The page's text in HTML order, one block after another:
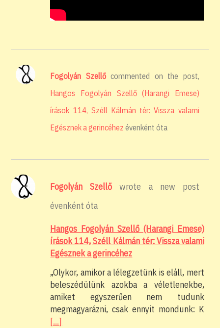
Fogolyán Szellőcommented on the post,
Hangos Fogolyán Szellő (Harangi Emese)
írások 114, Széll Kálmán tér: Vissza valami
Egésznek a gerincéhez évenként óta
Fogolyán Szellő wrote a new post
évenként óta
Hangos Fogolyán Szellő (Harangi Emese)
írások 114, Széll Kálmán tér: Vissza valami
Egésznek a gerincéhez
„Olykor, amikor a lélegzetünk is eláll, mert
beleszédülünk azokba a véletlenekbe,
amiket egyszerűen nem tudunk
megmagyarázni, csak ennyit mondunk: K
[…]